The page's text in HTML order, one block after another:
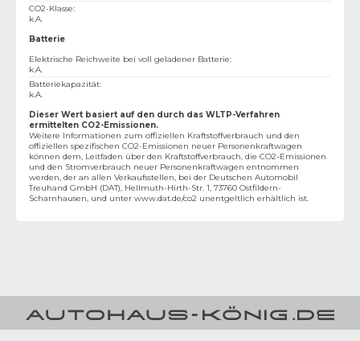
CO2-Klasse:
k.A.
Batterie
Elektrische Reichweite bei voll geladener Batterie:
k.A.
Batteriekapazität:
k.A.
Dieser Wert basiert auf den durch das WLTP-Verfahren
ermittelten CO2-Emissionen.
Weitere Informationen zum offiziellen Kraftstoffverbrauch und den
offiziellen spezifischen CO2-Emissionen neuer Personenkraftwagen
können dem‚ Leitfaden über den Kraftstoffverbrauch, die CO2-Emissionen
und den Stromverbrauch neuer Personenkraftwagen entnommen
werden, der an allen Verkaufsstellen, bei der Deutschen Automobil
Treuhand GmbH (DAT), Hellmuth-Hirth-Str. 1, 73760 Ostfildern-
Scharnhausen, und unter www.dat.de/co2 unentgeltlich erhältlich ist.